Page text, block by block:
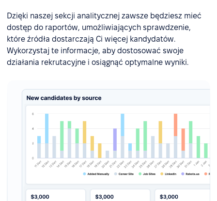
Dzięki naszej sekcji analitycznej zawsze będziesz mieć
dostęp do raportów, umożliwiających sprawdzenie,
które źródła dostarczają Ci więcej kandydatów.
Wykorzystaj te informacje, aby dostosować swoje
działania rekrutacyjne i osiągnąć optymalne wyniki.